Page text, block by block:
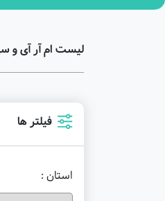
لیست ام آر آی و
فیلتر ها
استان :